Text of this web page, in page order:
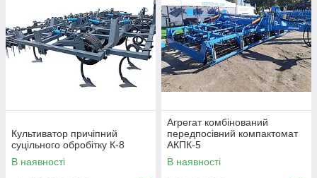
Культиватор причіпний
суцільного обробітку К-8
В наявності
Агрегат комбінований
передпосівний компактомат
АКПК-5
В наявності